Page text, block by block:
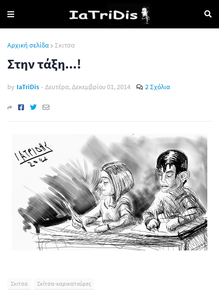
Αρχική σελίδα Σκιτσα
Στην τάξη...!
by IaTriDis - Δευτέρα, Δεκεμβρίου 01, 2014 2 Σχόλια
Σκιτσα Σκίτσα-καρικατούρες